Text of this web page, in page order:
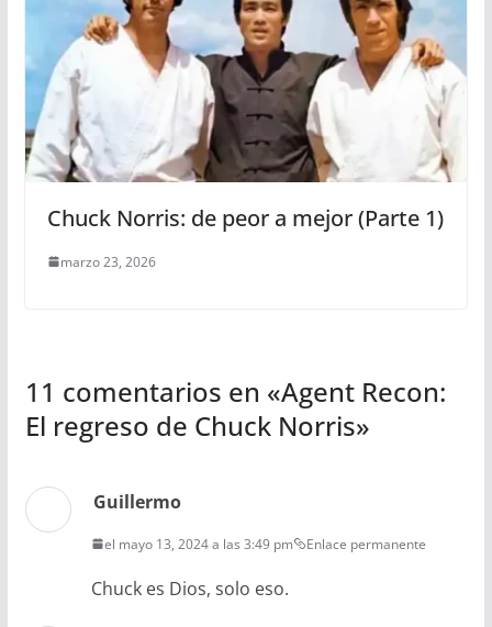
Chuck Norris: de peor a mejor (Parte 1)
marzo 23, 2026
11 comentarios en «Agent Recon:
El regreso de Chuck Norris»
Guillermo
el mayo 13, 2024 a las 3:49 pm Enlace permanente
Chuck es Dios, solo eso.